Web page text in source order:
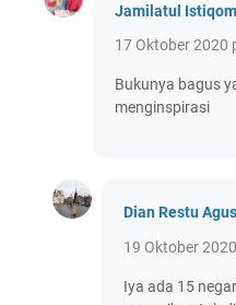
Jamilatul
17 Oktober 2020
Bukunya bagus
menginspirasi
Dian Restu
19 Oktober
Iya ada 15